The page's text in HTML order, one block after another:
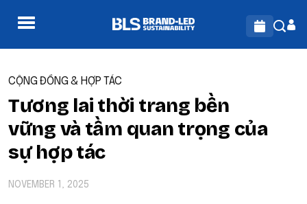
CỘNG ĐỒNG & HỢP TÁC
Tương lai thời trang bền
vững và tầm quan trọng của
sự hợp tác
NOVEMBER 1, 2025